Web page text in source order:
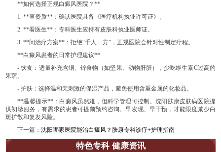
**如何选择正规白癜风医院？**
1. **查资质**：确认医院具备《医疗机构执业许可证》。
2. **看医生**：专科医生应持有皮肤科执业医师证。
3. **问治疗方案**：拒绝“千人一方”，正规医院会针对性制定疗程。
**白癜风患者的日常护理建议**
- 饮食：适量补充含铜、锌食物（如坚果、动物肝脏），少吃维生素C过高的
果蔬。
- 护肤：选择温和无刺激的保湿产品，避免使用含重金属的化妆品。
**温馨提示**：白癜风虽然难，但科学管理可控制。沈阳肤康皮肤病医院提
供初诊服务，有需求的患者可提前预约咨询。早发现、早干预，才能限度减少白
斑扩散和复发风险。
下一篇：沈阳哪家医院能治白癜风？肤康专科诊疗+护理指南
特色专科 健康资讯